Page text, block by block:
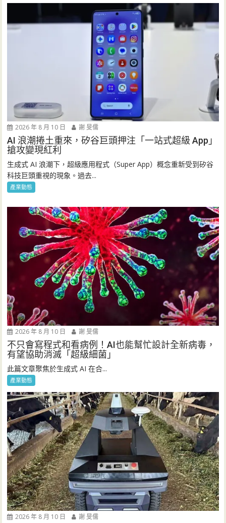
2026 年 8 月 10 日 謝 旻儒
AI 浪潮捲土重來，矽谷巨頭押注「一站式超級 App」
搶攻變現紅利
生成式 AI 浪潮下，超級應用程式（Super App）概念重新受到矽谷
科技巨頭重視的現象。過去...
產業動態
2026 年 8 月 10 日 謝 旻儒
不只會寫程式和看病例！AI也能幫忙設計全新病毒，
有望協助消滅「超級細菌」
此篇文章聚焦於生成式 AI 在合...
產業動態
2026 年 8 月 10 日 謝 旻儒